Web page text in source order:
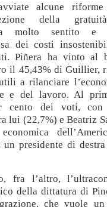
alcune
della gratuità
molto sentito e
dei costi
Piñera ha vinto al
il 45,43% di Guillier,
a rilanciare
e del lavoro. Al
cento dei voti, con
lui (22,7%) e Beatriz
un presidente di
fra l’altro,
della dittatura di
che vuole un